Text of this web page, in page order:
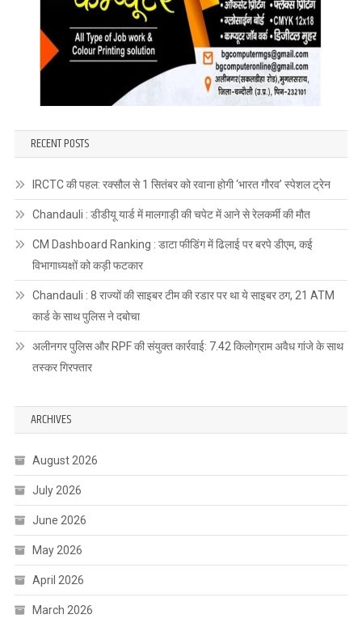
RECENT POSTS
IRCTC की पहल: रक्सौल से 1 सितंबर को रवाना होगी ‘भारत गौरव’ स्पेशल ट्रेन
Chandauli : डीडीयू यार्ड में मालगाड़ी की चपेट में आने से रेलकर्मी की मौत
CM Dashboard Ranking : डाटा फीडिंग में ढिलाई पर बरपे डीएम, कई
विभागाध्यक्षों को कड़ी फटकार
Chandauli : 8 राज्यों की साइबर टीम की रडार पर था ये साइबर ठग, 21 ATM
कार्ड के साथ पुलिस ने दबोचा
अलीनगर पुलिस और RPF की संयुक्त कार्रवाई: 7.42 किलोग्राम अवैध गांजे के साथ
तस्कर गिरफ्तार
ARCHIVES
August 2026
July 2026
June 2026
May 2026
April 2026
March 2026